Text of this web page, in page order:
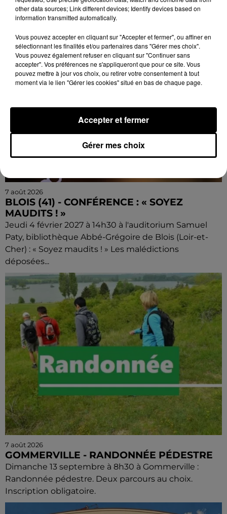
Cher) : L’épopée des Terre-Neuvas. Conférence de...
7 août 2026
BLOIS (41) - CONFÉRENCE : « SOYEZ
MAUDITS ! »
Jeudi 4 février 2027 à 14h30 à l'auditorium Samuel
Paty, bibliothèque Abbé-Grégoire de Blois (Loir-et-
Cher) : « Soyez maudits ! » Les malédictions
déposées...
7 août 2026
GOMMERVILLE - RANDONNÉE PÉDESTRE
Dimanche 13 septembre à 8h30 à Gommerville :
Randonnée pédestre. Deux parcours au choix.
Inscription obligatoire.
other data sources; Link different devices; Identify devices based on
information transmitted automatically.
Vous pouvez accepter en cliquant sur "Accepter et fermer", ou affiner en
sélectionnant les finalités et/ou partenaires dans "Gérer mes choix".
Vous pouvez également refuser en cliquant sur "Continuer sans
accepter". Vos préférences ne s'appliqueront que pour ce site. Vous
pouvez mettre à jour vos choix, ou retirer votre consentement à tout
moment via le lien "Gérer les cookies" situé en bas de chaque page.
Gérer mes choix
Accepter et fermer